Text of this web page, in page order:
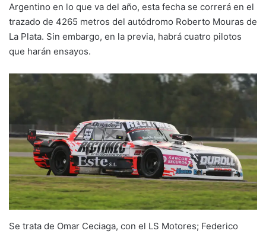
Argentino en lo que va del año, esta fecha se correrá en el
trazado de 4265 metros del autódromo Roberto Mouras de
La Plata. Sin embargo, en la previa, habrá cuatro pilotos
que harán ensayos.
Se trata de Omar Ceciaga, con el LS Motores; Federico